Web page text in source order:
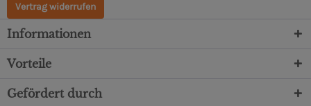
Vertrag widerrufen
Informationen
Vorteile
Gefördert durch